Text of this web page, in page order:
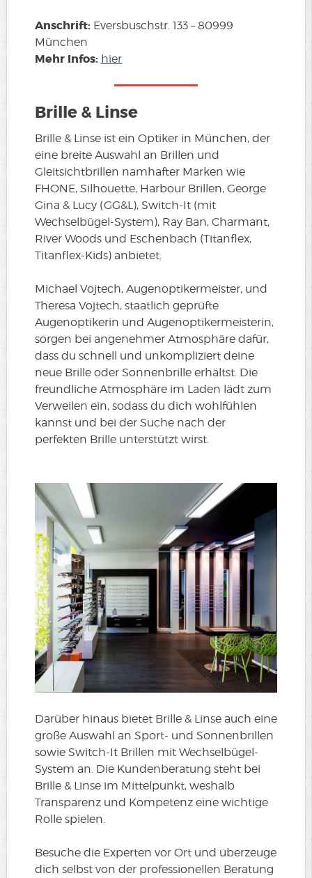
Anschrift: Eversbuschstr. 133 – 80999
München
Mehr Infos: hier
Brille & Linse
Brille & Linse ist ein Optiker in München, der
eine breite Auswahl an Brillen und
Gleitsichtbrillen namhafter Marken wie
FHONE, Silhouette, Harbour Brillen, George
Gina & Lucy (GG&L), Switch-It (mit
Wechselbügel-System), Ray Ban, Charmant,
River Woods und Eschenbach (Titanflex,
Titanflex-Kids) anbietet.
Michael Vojtech, Augenoptikermeister, und
Theresa Vojtech, staatlich geprüfte
Augenoptikerin und Augenoptikermeisterin,
sorgen bei angenehmer Atmosphäre dafür,
dass du schnell und unkompliziert deine
neue Brille oder Sonnenbrille erhältst. Die
freundliche Atmosphäre im Laden lädt zum
Verweilen ein, sodass du dich wohlfühlen
kannst und bei der Suche nach der
perfekten Brille unterstützt wirst.
Darüber hinaus bietet Brille & Linse auch eine
große Auswahl an Sport- und Sonnenbrillen
sowie Switch-It Brillen mit Wechselbügel-
System an. Die Kundenberatung steht bei
Brille & Linse im Mittelpunkt, weshalb
Transparenz und Kompetenz eine wichtige
Rolle spielen.
Besuche die Experten vor Ort und überzeuge
dich selbst von der professionellen Beratung